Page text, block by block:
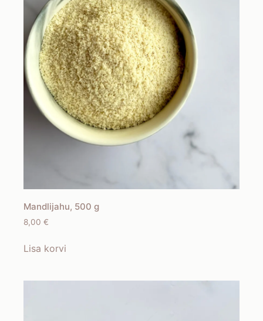
Mandlijahu, 500 g
8,00 €
Lisa korvi